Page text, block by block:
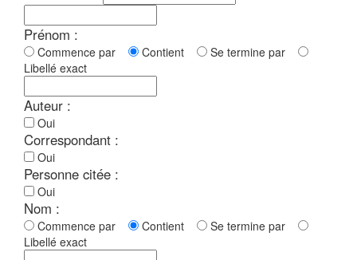
Prénom :
Commence par Contient
Se termine par
Libellé exact
Auteur :
Oui
Correspondant :
Oui
Personne citée :
Oui
Nom :
Commence par Contient
Se termine par
Libellé exact